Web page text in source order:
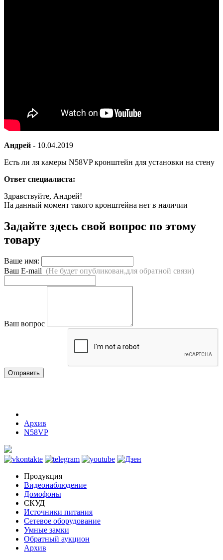
Андрей - 10.04.2019
Есть ли ля камеры N58VP кронштейн для установки на стену
Ответ специалиста:
Здравствуйте, Андрей!
На данный момент такого кронштейна нет в наличии
Задайте здесь свой вопрос по этому
товару
Ваше имя:
Ваш E-mail (Не будет опубликован,для обратной связи)
Ваш вопрос
Отправить
Архив
N58VP
Продукция
Видеонаблюдение
Домофоны
СКУД
Источники питания
Сетевое оборудование
Умные замки
Обратный аукцион
Архив